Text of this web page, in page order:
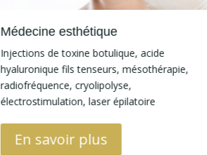
Médecine esthétique
Injections de toxine botulique, acide
hyaluronique fils tenseurs, mésothérapie,
radiofréquence, cryolipolyse,
électrostimulation, laser épilatoire
En savoir plus